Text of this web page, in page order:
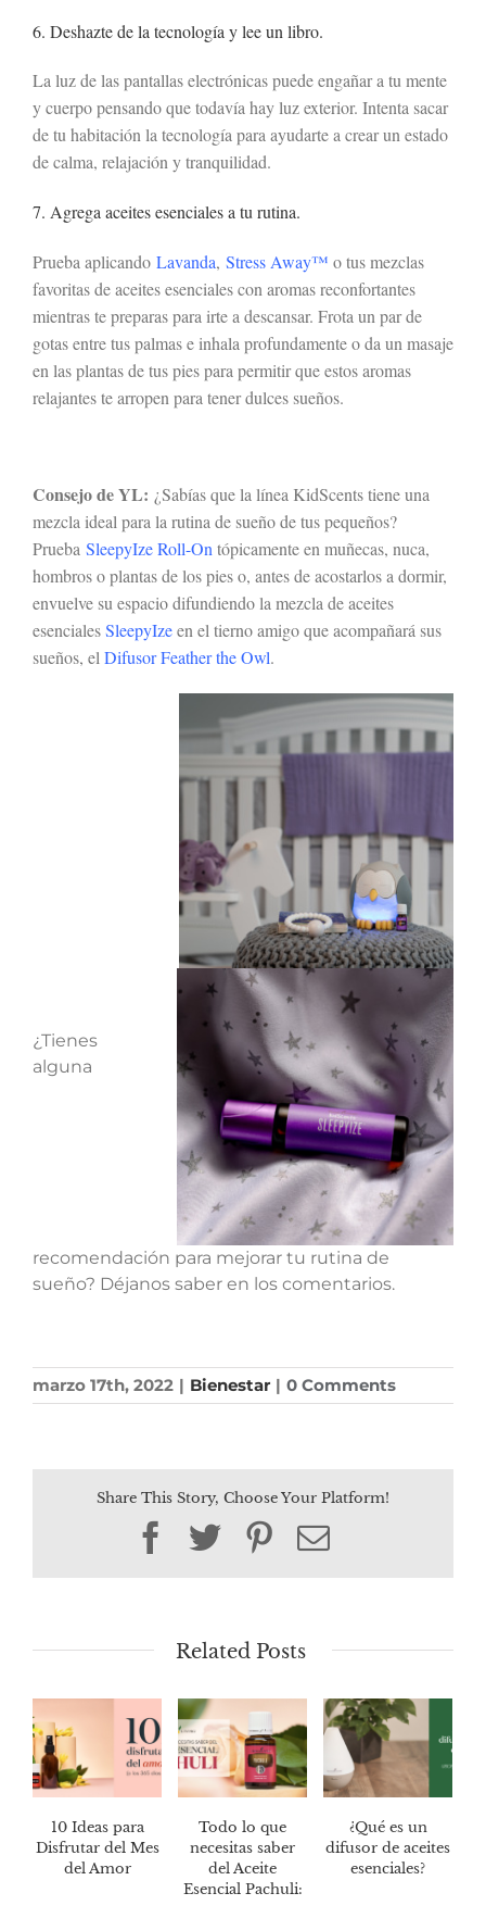
6. Deshazte de la tecnología y lee un libro.
La luz de las pantallas electrónicas puede engañar a tu mente
y cuerpo pensando que todavía hay luz exterior. Intenta sacar
de tu habitación la tecnología para ayudarte a crear un estado
de calma, relajación y tranquilidad.
7. Agrega aceites esenciales a tu rutina.
Prueba aplicando Lavanda, Stress Away™ o tus mezclas
favoritas de aceites esenciales con aromas reconfortantes
mientras te preparas para irte a descansar. Frota un par de
gotas entre tus palmas e inhala profundamente o da un masaje
en las plantas de tus pies para permitir que estos aromas
relajantes te arropen para tener dulces sueños.
Consejo de YL: ¿Sabías que la línea KidScents tiene una
mezcla ideal para la rutina de sueño de tus pequeños?
Prueba SleepyIze Roll-On tópicamente en muñecas, nuca,
hombros o plantas de los pies o, antes de acostarlos a dormir,
envuelve su espacio difundiendo la mezcla de aceites
esencialesSleepyIzeen el tierno amigo que acompañará sus
sueños, el Difusor Feather the Owl.
¿Tienes
alguna
recomendación para mejorar tu rutina de
sueño? Déjanos saber en los comentarios.
marzo 17th, 2022 | Bienestar | 0 Comments
Share This Story, Choose Your Platform!
Facebook
TwitterPinterest
Email
Related Posts
10 Ideas para
Disfrutar del Mes
del Amor
Todo lo que
necesitas saber
del Aceite
Esencial Pachuli:
¿Qué es un
difusor de aceites
esenciales?